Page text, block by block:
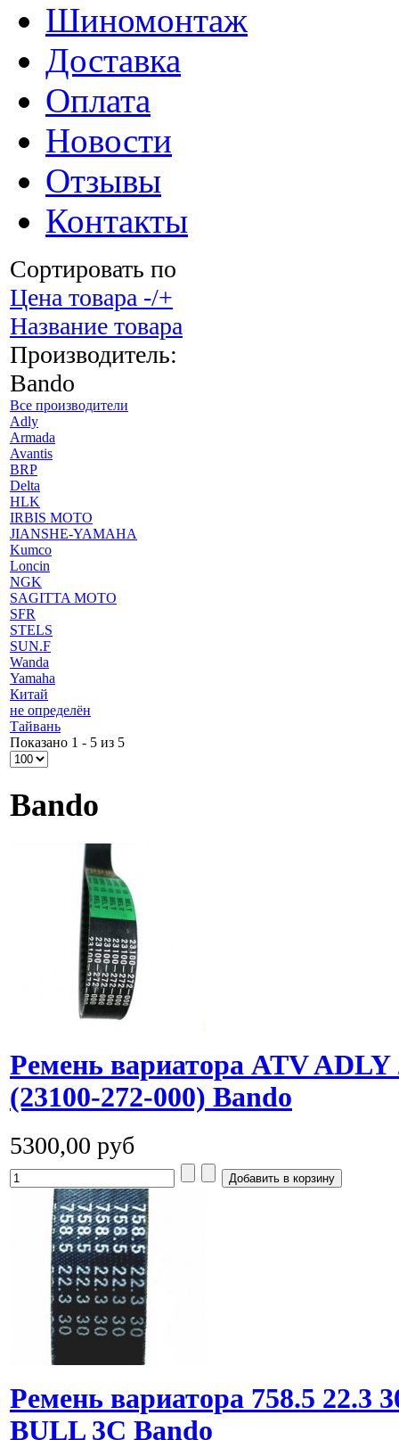
Шиномонтаж
Доставка
Оплата
Новости
Отзывы
Контакты
Сортировать по
Цена товара -/+
Название товара
Производитель:
Bando
Все производители
Adly
Armada
Avantis
BRP
Delta
HLK
IRBIS MOTO
JIANSHE-YAMAHA
Kumco
Loncin
NGK
SAGITTA MOTO
SFR
STELS
SUN.F
Wanda
Yamaha
Китай
не определён
Тайвань
Показано 1 - 5 из 5
Bando
Ремень вариатора ATV ADLY
(23100-272-000) Bando
5300,00 руб
Ремень вариатора 758.5 22.3
BULL 3C Bando